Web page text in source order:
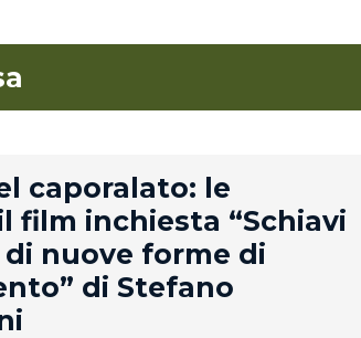
caporalato: le
film inchiesta “Schiavi
nuove forme di
di Stefano